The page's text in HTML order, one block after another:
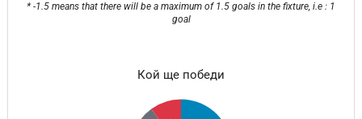
* -1.5 means that there will be a maximum of 1.5 goals in the fixture, i.e : 1
goal
Кой ще победи